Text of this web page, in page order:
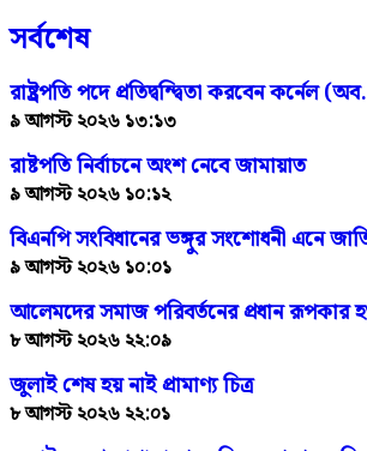
সর্বশেষ
রাষ্ট্রপতি পদে প্রতিদ্বন্দ্বিতা করবেন কর্নেল
৯ আগস্ট ২০২৬ ১৩:১৩
রাষ্টপতি নির্বাচনে অংশ নেবে জামায়াত
৯ আগস্ট ২০২৬ ১০:১২
বিএনপি সংবিধানের ভঙ্গুর সংশোধনী এনে
৯ আগস্ট ২০২৬ ১০:০১
আলেমদের সমাজ পরিবর্তনের প্রধান রূপকার
৮ আগস্ট ২০২৬ ২২:০৯
জুলাই শেষ হয় নাই প্রামাণ্য চিত্র
৮ আগস্ট ২০২৬ ২২:০১